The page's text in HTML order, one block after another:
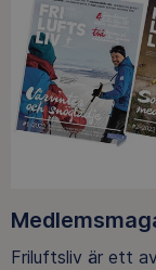
Friluftsliv är ett